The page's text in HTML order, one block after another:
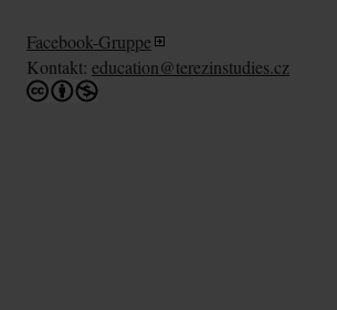
Facebook-Gruppe
Kontakt: education@terezinstudies.cz